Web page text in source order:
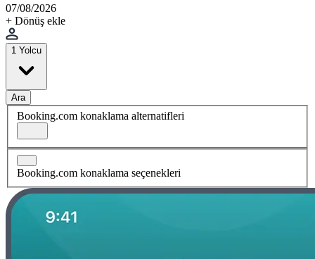
07/08/2026
+ Dönüş ekle
1 Yolcu
Ara
Booking.com konaklama alternatifleri
Booking.com konaklama seçenekleri